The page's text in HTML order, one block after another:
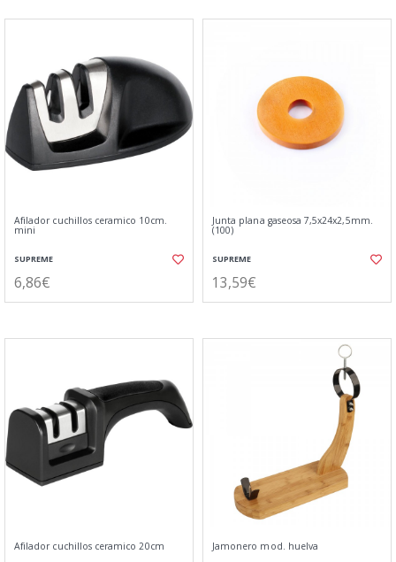
Afilador cuchillos ceramico 10cm.
mini
SUPREME
6,86€
Junta plana gaseosa 7,5x24x2,5mm.
(100)
SUPREME
13,59€
Afilador cuchillos ceramico 20cm Jamonero mod. huelva